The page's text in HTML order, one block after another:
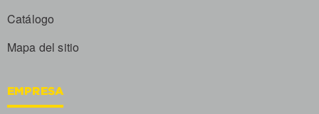
Catálogo
Mapa del sitio
EMPRESA